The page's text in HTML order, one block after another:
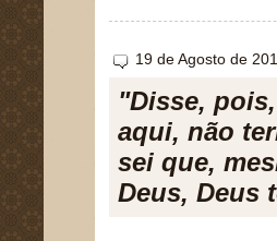
19 de Agosto de
"Disse,
aqui, não
sei que,
Deus, Deus